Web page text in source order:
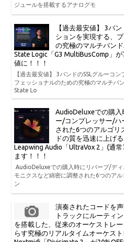
ジュールを搭載するアナログモ
【過去最安値】 3バ
ションを実現する、
の究極のマルチバン
State Logic「G3 MultiBusComp」
値に！！！
【過去最安値】 3バンドのSSLグルーコ
フェッショナルのための究極のマルチバ
State Lo
AudioDeluxeでの購
ー/コンプレッサー/ハ
された6つのアルゴリ
ドの質を迅速に上げ
Leapwing Audio「UltraVox 2」(通
ます！！！
AudioDeluxeでの購入時にリバーブ/デ
モニクスなど綿密に調整された6つのア
ン
演奏されたコードを
トラックにルーティ
を搭載した、従来のオーケストレ
らす究極のリアルタイムオーケス